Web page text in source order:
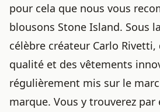
pour cela que nous vous
blousons Stone Island. Sous
célèbre créateur Carlo
qualité et des vêtements
régulièrement mis sur le
marque. Vous y trouverez par